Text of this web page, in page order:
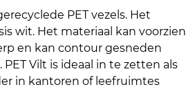
PET vezels. Het
wit. Het materiaal kan voorzien
en kan contour gesneden
Vilt is ideaal in te zetten als
in kantoren of leefruimtes